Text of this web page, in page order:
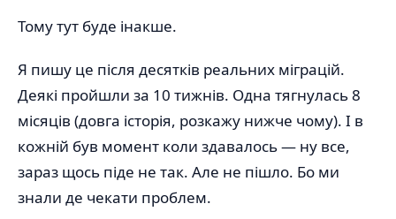
Тому тут буде інакше.
Я пишу це після десятків реальних міграцій.
Деякі пройшли за 10 тижнів. Одна тягнулась 8
місяців (довга історія, розкажу нижче чому). І в
кожній був момент коли здавалось — ну все,
зараз щось піде не так. Але не пішло. Бо ми
знали де чекати проблем.